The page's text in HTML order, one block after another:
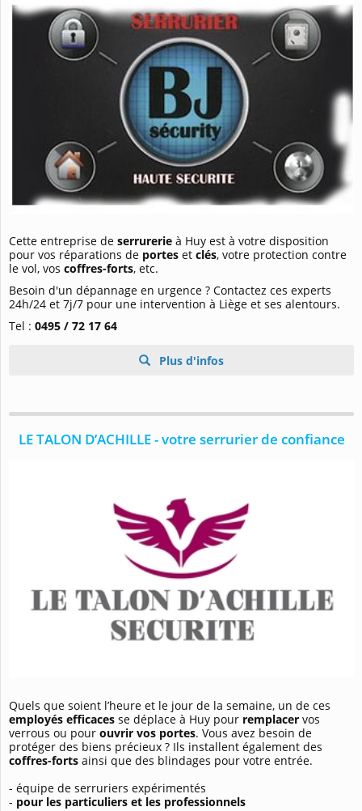
Cette entreprise de serrurerie à Huy est à votre disposition
pour vos réparations de portes et clés, votre protection contre
le vol, vos coffres-forts, etc.
Besoin d'un dépannage en urgence ? Contactez ces experts
24h/24 et 7j/7 pour une intervention à Liège et ses alentours.
Tel : 0495 / 72 17 64
Plus d'infos
LE TALON D’ACHILLE - votre serrurier de confiance
Quels que soient l’heure et le jour de la semaine, un de ces
employés efficaces se déplace à Huy pour remplacer vos
verrous ou pour ouvrir vos portes. Vous avez besoin de
protéger des biens précieux ? Ils installent également des
coffres-forts ainsi que des blindages pour votre entrée.
- équipe de serruriers expérimentés
- pour les particuliers et les professionnels